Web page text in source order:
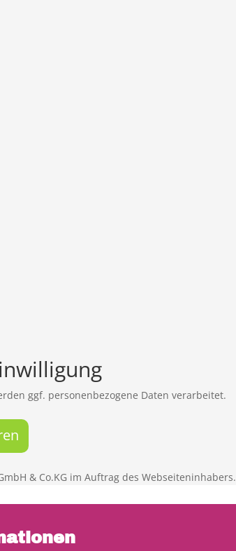
ggf. personenbezogene Daten verarbeitet.
& Co.KG im Auftrag des Webseiteninhabers.